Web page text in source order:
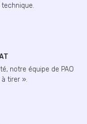
notre équipe de PAO
tirer ».